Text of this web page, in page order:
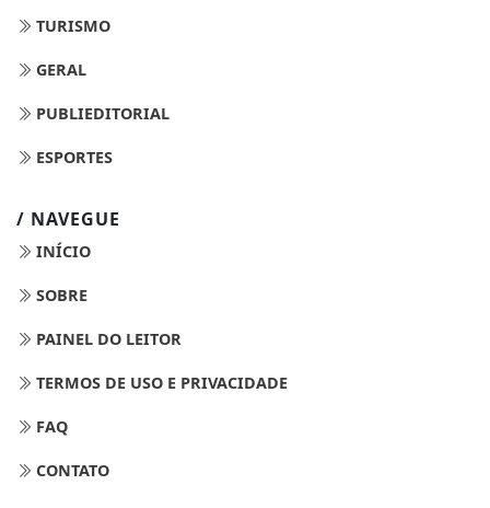
TURISMO
GERAL
PUBLIEDITORIAL
ESPORTES
/ NAVEGUE
INÍCIO
SOBRE
PAINEL DO LEITOR
TERMOS DE USO E PRIVACIDADE
FAQ
CONTATO